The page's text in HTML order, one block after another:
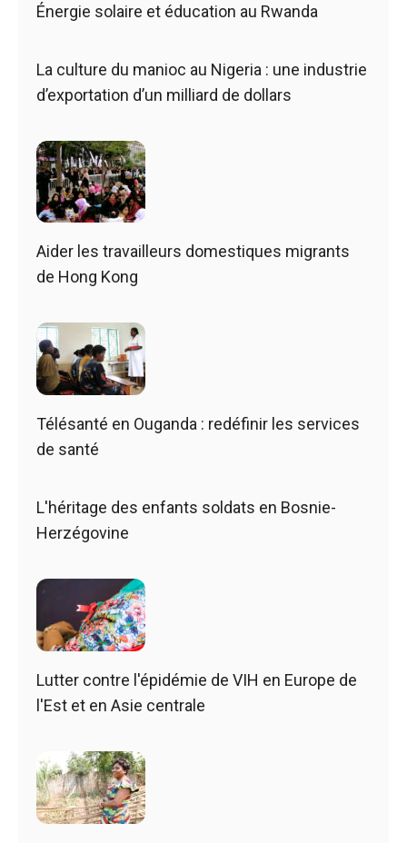
Énergie solaire et éducation au Rwanda
La culture du manioc au Nigeria : une industrie
d’exportation d’un milliard de dollars
Aider les travailleurs domestiques migrants
de Hong Kong
Télésanté en Ouganda : redéfinir les services
de santé
L'héritage des enfants soldats en Bosnie-
Herzégovine
Lutter contre l'épidémie de VIH en Europe de
l'Est et en Asie centrale